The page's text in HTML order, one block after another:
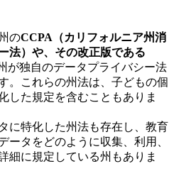
のCCPA（カリフォルニア州消
法） や、その改正版である
が独自のデータプライバシー法
。これらの州法は、子どもの個
した規定を含むこともありま
に特化した州法も存在し、教育
ータをどのように収集、利用、
細に規定している州もありま